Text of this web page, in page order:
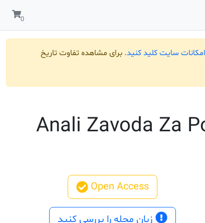
سایت کلید کنید. برای مشاهده تفاوت تاریخ
Anali Zavoda Za
Open Access
زبان مجله را بررسی کنید